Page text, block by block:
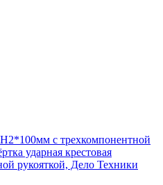
с трехкомпонентной
ударная крестовая
рукояткой, Дело Техники